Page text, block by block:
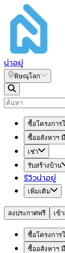
น่าอยู่
พิษณุโลก
ซื้อโครงการ
ซื้ออสังหาฯ
เช่า
รับสร้างบ้าน
รีวิวน่าอยู่
เพิ่มเติม
ลงประกาศฟรี เข้
ซื้อโครงการ
ซื้ออสังหาฯ